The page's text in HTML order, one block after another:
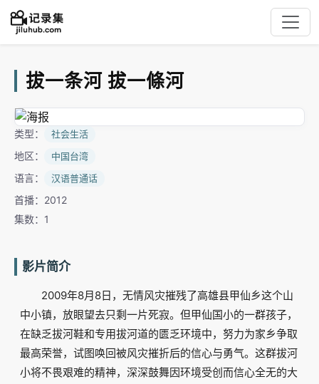
拔一条河 拔一條河
类型： 社会生活
地区： 中国台湾
语言： 汉语普通话
首播：2012
集数：1
影片简介
2009年8月8日，无情风灾摧残了高雄县甲仙乡这个山
中小镇，放眼望去只剩一片死寂。但甲仙国小的一群孩子，
在缺乏拔河鞋和专用拔河道的匮乏环境中，努力为家乡争取
最高荣誉，试图唤回被风灾摧折后的信心与勇气。这群拔河
小将不畏艰难的精神，深深鼓舞因环境受创而信心全无的大